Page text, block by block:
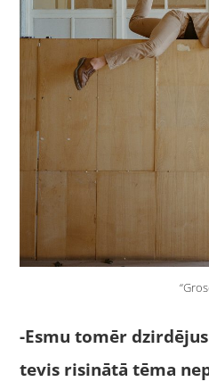
-Esmu tomēr
tevis risinātā tēma